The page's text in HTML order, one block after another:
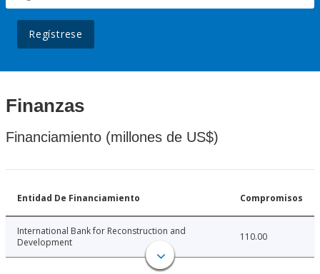
Regístrese
Finanzas
Financiamiento (millones de US$)
Entidad De Financiamiento Compromisos
International Bank for Reconstruction and
Development
110.00